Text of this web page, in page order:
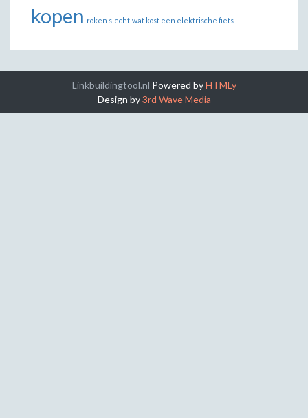
kopen roken slecht wat kost een elektrische fiets
Linkbuildingtool.nl Powered byHTMLy
Design by3rd Wave Media